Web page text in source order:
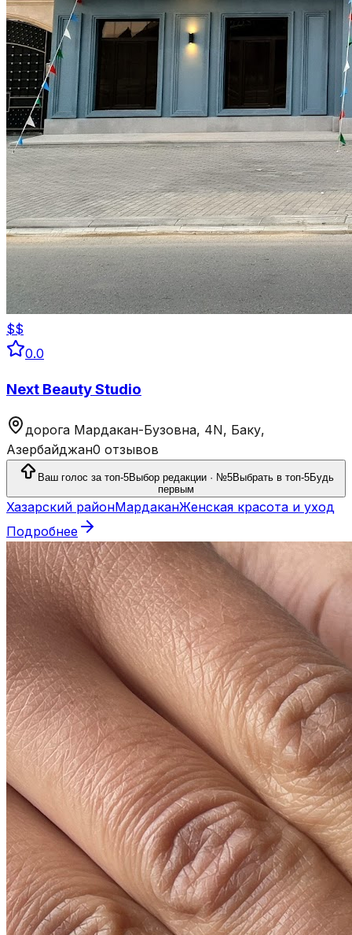
$$
0.0
Next Beauty Studio
дорога Мардакан-Бузовна, 4N, Баку,
Азербайджан0 отзывов
Ваш голос за топ-5Выбор редакции · №5Выбрать в топ-5Будь
первым
Хазарский районМардаканЖенская красота и уход
Подробнее